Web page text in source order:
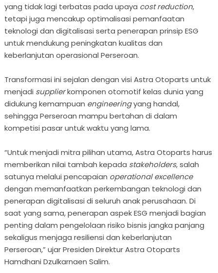
yang tidak lagi terbatas pada upaya cost reduction,
tetapi juga mencakup optimalisasi pemanfaatan
teknologi dan digitalisasi serta penerapan prinsip ESG
untuk mendukung peningkatan kualitas dan
keberlanjutan operasional Perseroan.
Transformasi ini sejalan dengan visi Astra Otoparts untuk
menjadi supplierkomponen otomotif kelas dunia yang
didukung kemampuan engineeringyang handal,
sehingga Perseroan mampu bertahan di dalam
kompetisi pasar untuk waktu yang lama.
“Untuk menjadi mitra pilihan utama, Astra Otoparts harus
memberikan nilai tambah kepada stakeholders, salah
satunya melalui pencapaian operational excellence
dengan memanfaatkan perkembangan teknologi dan
penerapan digitalisasi di seluruh anak perusahaan. Di
saat yang sama, penerapan aspek ESG menjadi bagian
penting dalam pengelolaan risiko bisnis jangka panjang
sekaligus menjaga resiliensi dan keberlanjutan
Perseroan,” ujar Presiden Direktur Astra Otoparts
Hamdhani Dzulkarnaen Salim.